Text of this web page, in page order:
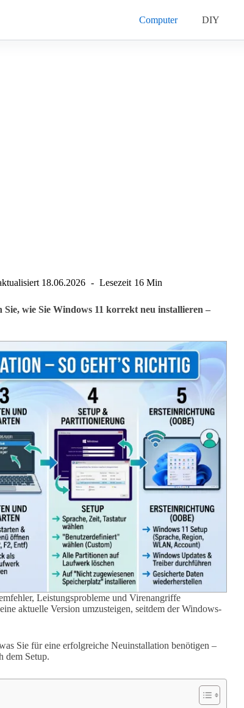
Computer DIY
18.06.2026 Lesezeit 16 Min
wie Sie Windows 11 korrekt neu installieren –
Leistungsprobleme und Virenangriffe
aktuelle Version umzusteigen, seitdem der Windows-
Sie für eine erfolgreiche Neuinstallation benötigen –
dem Setup.